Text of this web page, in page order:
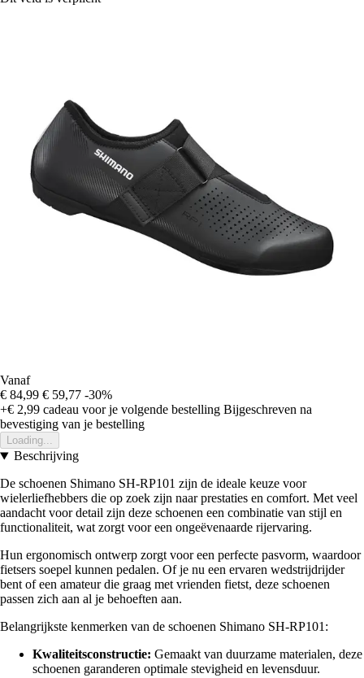
Vanaf
€ 84,99 € 59,77 -30%
+€ 2,99 cadeau voor je volgende bestelling Bijgeschreven na
bevestiging van je bestelling
Loading...
Beschrijving
De schoenen Shimano SH-RP101 zijn de ideale keuze voor
wielerliefhebbers die op zoek zijn naar prestaties en comfort. Met veel
aandacht voor detail zijn deze schoenen een combinatie van stijl en
functionaliteit, wat zorgt voor een ongeëvenaarde rijervaring.
Hun ergonomisch ontwerp zorgt voor een perfecte pasvorm, waardoor
fietsers soepel kunnen pedalen. Of je nu een ervaren wedstrijdrijder
bent of een amateur die graag met vrienden fietst, deze schoenen
passen zich aan al je behoeften aan.
Belangrijkste kenmerken van de schoenen Shimano SH-RP101:
Kwaliteitsconstructie: Gemaakt van duurzame materialen, deze
schoenen garanderen optimale stevigheid en levensduur.